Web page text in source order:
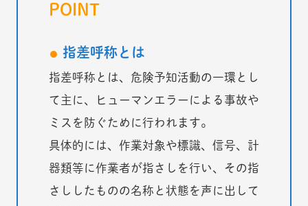
POINT
指差呼称とは
指差呼称とは、危険予知活動の一環とし
て主に、ヒューマンエラーによる事故や
ミスを防ぐために行われます。
具体的には、作業対象や標識、信号、計
器類等に作業者が指さしを行い、その指
さししたものの名称と状態を声に出して